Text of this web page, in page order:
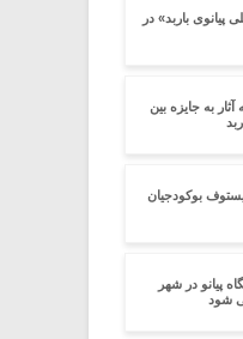
پیانوی باربد» در
آثار به جایزه بین
بوکودجیان
پیانو در شهر
شود